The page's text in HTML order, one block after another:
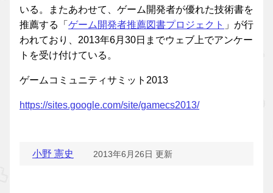
いる。またあわせて、ゲーム開発者が優れた技術書を
推薦する「 ゲーム開発者推薦図書プロジェクト 」が行
われており、2013年6月30日までウェブ上でアンケー
トを受け付けている。
ゲームコミュニティサミット2013
https://sites.google.com/site/gamecs2013/
小野 憲史 2013年6月26日 更新